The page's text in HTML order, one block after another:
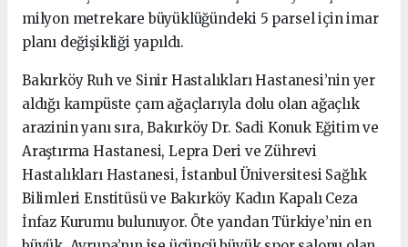
milyon metrekare büyüklüğündeki 5 parsel için imar
planı değişikliği yapıldı.
Bakırköy Ruh ve Sinir Hastalıkları Hastanesi’nin yer
aldığı kampüste çam ağaçlarıyla dolu olan ağaçlık
arazinin yanı sıra, Bakırköy Dr. Sadi Konuk Eğitim ve
Araştırma Hastanesi, Lepra Deri ve Zührevi
Hastalıkları Hastanesi, İstanbul Üniversitesi Sağlık
Bilimleri Enstitüsü ve Bakırköy Kadın Kapalı Ceza
İnfaz Kurumu bulunuyor. Öte yandan Türkiye’nin en